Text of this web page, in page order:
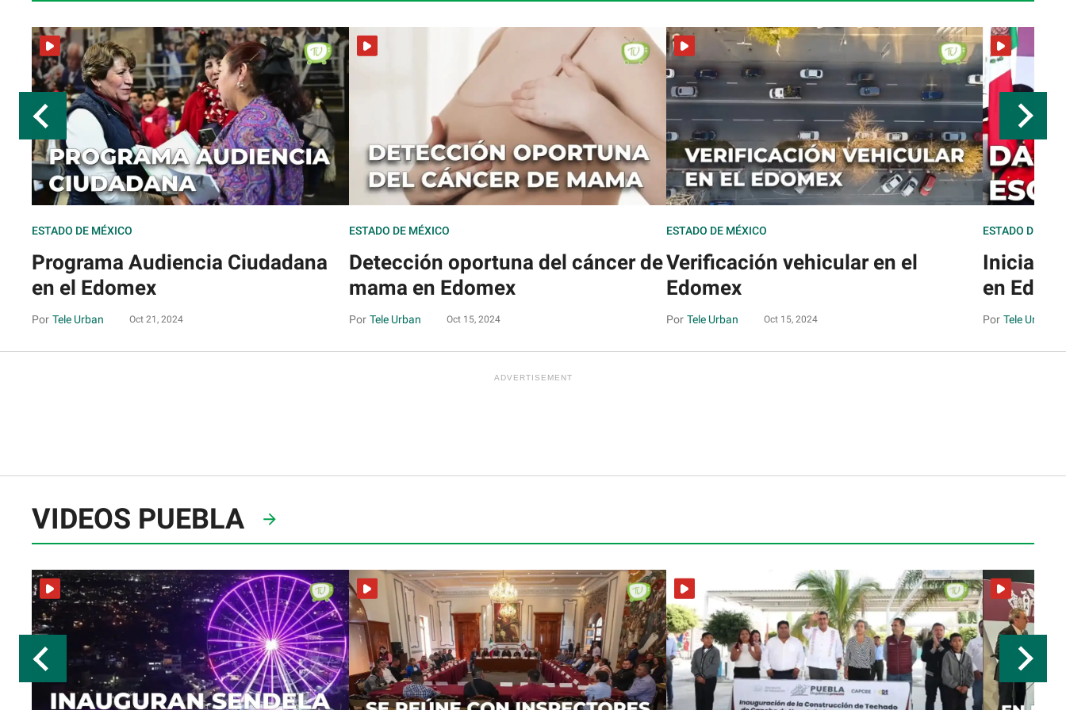
ESTADO DE MÉXICO
Programa Audiencia Ciudadana
en el Edomex
Tele Urban Oct 21, 2024
ESTADO DE MÉXICO
Detección oportuna del cáncer de
mama en Edomex
Tele Urban Oct 15, 2024
ESTADO DE MÉXICO
Verificación vehicular en el
Edomex
Tele Urban Oct 15, 2024
ESTADO DE
Inicia el
en
Tele Urban
VIDEOS PUEBLA